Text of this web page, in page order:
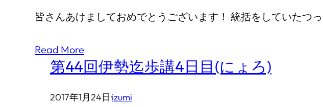
皆さんあけましておめでとうございます！ 統括をしていたつ
Read More
第44回伊勢迄歩講4日目(にょろ)
2017年1月24日·izumi